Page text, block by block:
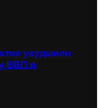
ухудшило
ВВП и